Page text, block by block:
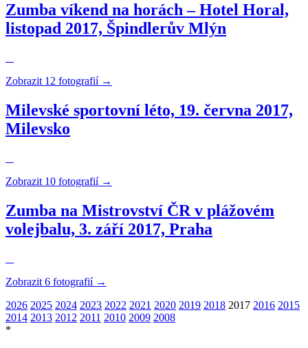
Zumba víkend na horách – Hotel Horal,
listopad 2017, Špindlerův Mlýn
Zobrazit 12 fotografií →
Milevské sportovní léto, 19. června 2017,
Milevsko
Zobrazit 10 fotografií →
Zumba na Mistrovství ČR v plážovém
volejbalu, 3. září 2017, Praha
Zobrazit 6 fotografií →
2026 2025 2024 2023 2022 2021 2020 2019 2018 2017 2016 2015
2014 2013 2012 2011 2010 2009 2008
*